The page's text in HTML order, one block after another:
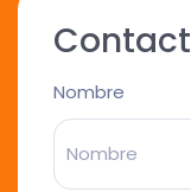
Nombre